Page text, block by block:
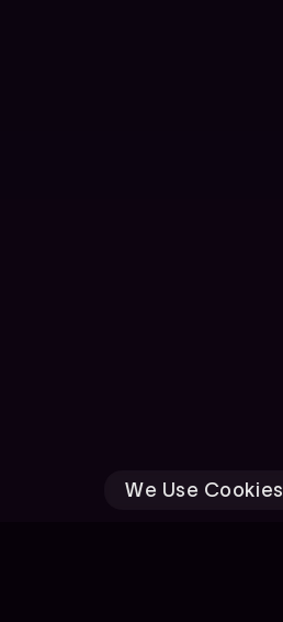
We Use Cookies